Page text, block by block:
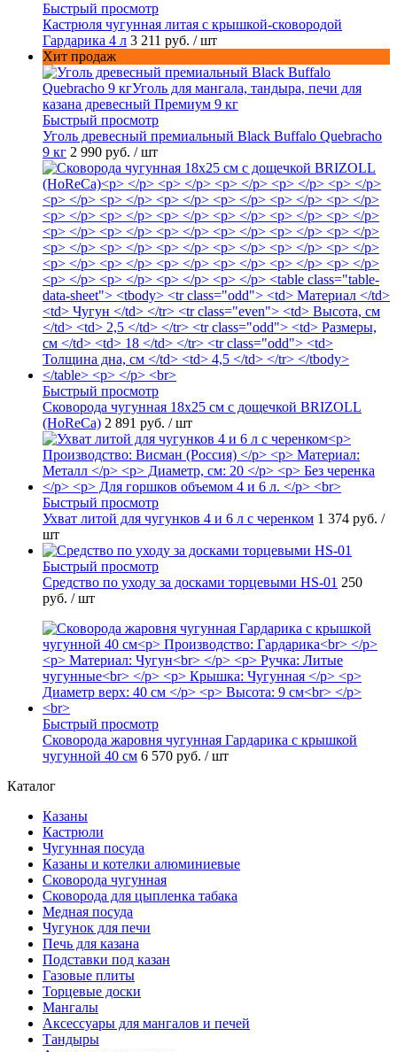
Быстрый просмотр
Кастрюля чугунная литая с крышкой-сковородой
Гардарика 4 л 3 211 руб. / шт
Хит продаж
Быстрый просмотр
Уголь древесный премиальный Black Buffalo Quebracho
9 кг 2 990 руб. / шт
Быстрый просмотр
Сковорода чугунная 18х25 см с дощечкой BRIZOLL
(HoReCa) 2 891 руб. / шт
Быстрый просмотр
Ухват литой для чугунков 4 и 6 л с черенком 1 374 руб. /
шт
Быстрый просмотр
Средство по уходу за досками торцевыми HS-01 250
руб. / шт
Быстрый просмотр
Сковорода жаровня чугунная Гардарика с крышкой
чугунной 40 см 6 570 руб. / шт
Каталог
Казаны
Кастрюли
Чугунная посуда
Казаны и котелки алюминиевые
Сковорода чугунная
Сковорода для цыпленка табака
Медная посуда
Чугунок для печи
Печь для казана
Подставки под казан
Газовые плиты
Торцевые доски
Мангалы
Аксессуары для мангалов и печей
Тандыры